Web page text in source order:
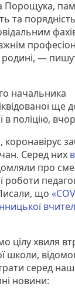
Порощука,
та
родині, —
начальника
ще
в поліцію,
коронавірус
Серед них
про
роботи
що
цілу хвиля
школи,
серед
новини: